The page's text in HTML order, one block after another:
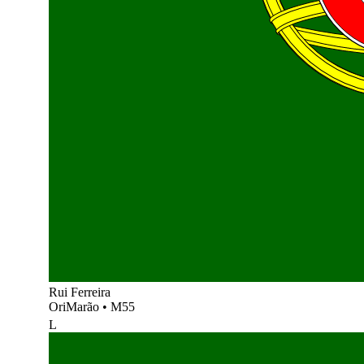
Rui Ferreira
OriMarão • M55
L